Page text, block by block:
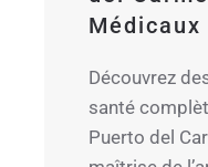
Médicaux
Découvrez
santé
Puerto del